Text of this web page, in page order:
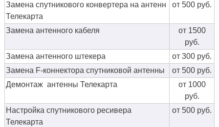
Замена спутникового конвертера на антенн
Телекарта
от 500 руб.
Замена антенного кабеля
от 1500
руб.
Замена антенного штекера
от 300 руб.
Замена F-коннектора спутниковой антенны
от 500 руб.
Демонтаж антенны Телекарта
от 1000
руб.
Настройка спутникового ресивера
Телекарта
от 500 руб.